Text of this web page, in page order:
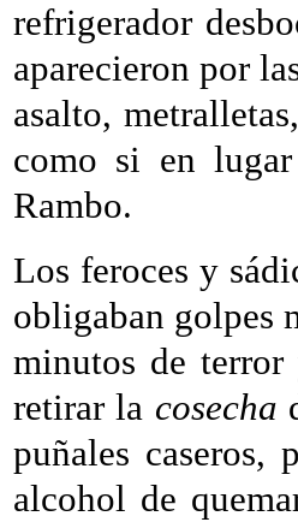
refrigerador
aparecieron por
asalto,
como si en
Rambo.
Los feroces y
obligaban golpes
minutos de terror
retirar la cosecha
puñales caseros,
alcohol de